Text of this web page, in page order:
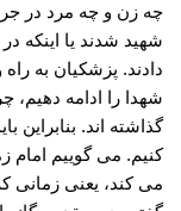
چه زن و چه مرد در
شهید شدند یا اینکه
دادند. پزشکیان به
شهدا را ادامه دهیم،
گذاشته اند. بنابراین
کنیم. می گوییم
می کند، یعنی زمانی